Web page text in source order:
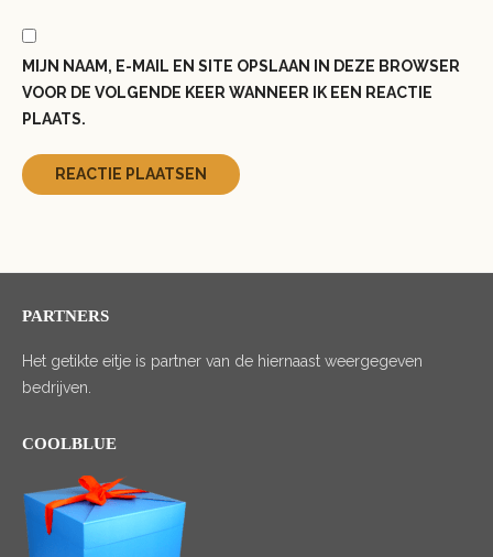
MIJN NAAM, E-MAIL EN SITE OPSLAAN IN DEZE BROWSER
VOOR DE VOLGENDE KEER WANNEER IK EEN REACTIE
PLAATS.
PARTNERS
Het getikte eitje is partner van de hiernaast weergegeven
bedrijven.
COOLBLUE